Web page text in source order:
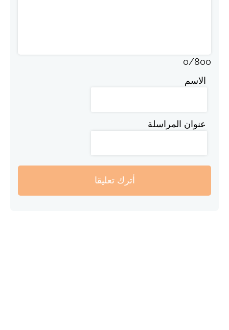
0/800
الاسم
عنوان المراسلة
أترك تعليقا